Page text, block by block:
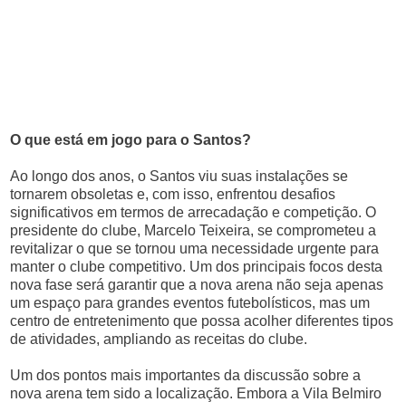
O que está em jogo para o Santos?
Ao longo dos anos, o Santos viu suas instalações se
tornarem obsoletas e, com isso, enfrentou desafios
significativos em termos de arrecadação e competição. O
presidente do clube, Marcelo Teixeira, se comprometeu a
revitalizar o que se tornou uma necessidade urgente para
manter o clube competitivo. Um dos principais focos desta
nova fase será garantir que a nova arena não seja apenas
um espaço para grandes eventos futebolísticos, mas um
centro de entretenimento que possa acolher diferentes tipos
de atividades, ampliando as receitas do clube.
Um dos pontos mais importantes da discussão sobre a
nova arena tem sido a localização. Embora a Vila Belmiro